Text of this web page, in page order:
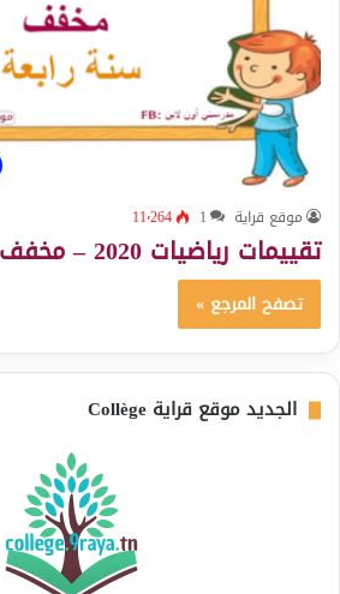
موقع قراية 1 11٬264
تقييمات رياضيات 2020 – مخفف
تصفح المرجع »
الجديد موقع قراية Collège